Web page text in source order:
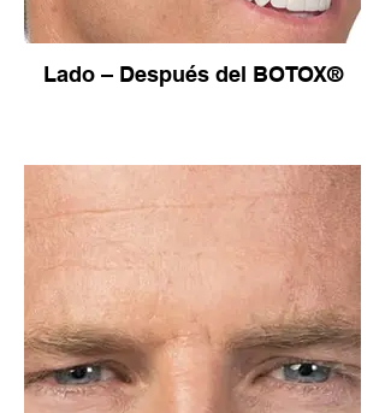
Lado – Después del BOTOX®